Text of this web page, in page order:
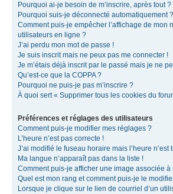
Pourquoi ai-je besoin de m’inscrire, après tout ?
Pourquoi suis-je déconnecté automatiquement ?
Comment puis-je empêcher l’affichage de mon
utilisateurs en ligne ?
J’ai perdu mon mot de passe !
Je suis inscrit mais ne peux pas me connecter !
Je m’étais déjà inscrit par le passé mais je ne
Qu’est-ce que la COPPA ?
Pourquoi ne puis-je pas m’inscrire ?
À quoi sert « Supprimer tous les cookies du
Préférences et réglages des utilisateurs
Comment puis-je modifier mes réglages ?
L’heure n’est pas correcte !
J’ai modifié le fuseau horaire mais l’heure
Ma langue n’apparaît pas dans la liste !
Comment puis-je afficher une image associée à
Quel est mon rang et comment puis-je le
Lorsque je clique sur le lien de courriel d’un